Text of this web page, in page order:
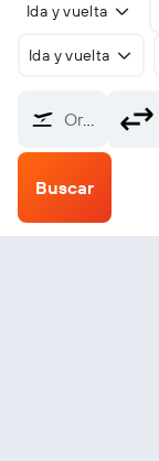
Ida y vuelta
Ida y vuelta
Origen
Buscar